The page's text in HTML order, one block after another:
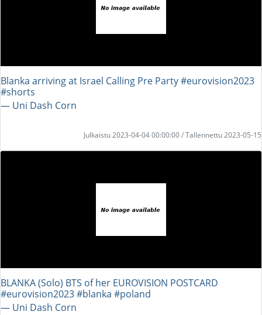
Blanka arriving at Israel Calling Pre Party #eurovision2023
#shorts
― Uni Dash Corn
Julkaistu 2023-04-04 00:00:00 / Tallennettu 2023-05-15
BLANKA (Solo) BTS of her EUROVISION POSTCARD
#eurovision2023 #blanka #poland
― Uni Dash Corn